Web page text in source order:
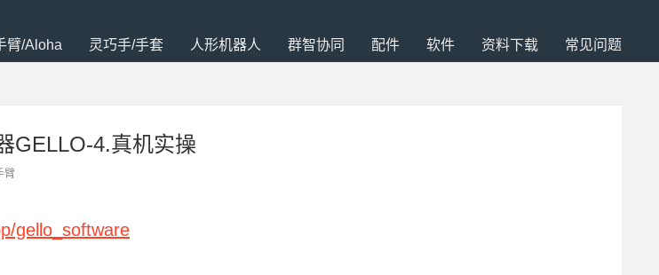
臂/Aloha 灵巧手/手套 人形机器人 群智协同 配件 软件 资料下载 常见问题
GELLO-4.真机实操
臂
gello_software